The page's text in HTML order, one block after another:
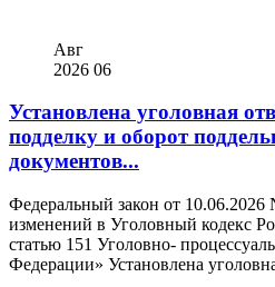
Авг
2026 06
Установлена уголовная
подделку и оборот
документов...
Федеральный закон от
изменений в Уголовный кодекс
статью 151 Уголовно-
Федерации» Установлена